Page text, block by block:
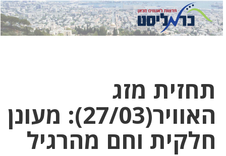
לחץ
כאן
לחץ
כדי
תחזית מזג
האוויר(27/03): מעונן
חלקית וחם מהרגיל